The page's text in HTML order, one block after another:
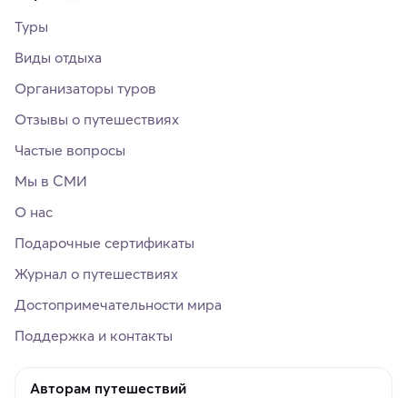
Туры
Виды отдыха
Организаторы туров
Отзывы о путешествиях
Частые вопросы
Мы в СМИ
О нас
Подарочные сертификаты
Журнал о путешествиях
Достопримечательности мира
Поддержка и контакты
Авторам путешествий